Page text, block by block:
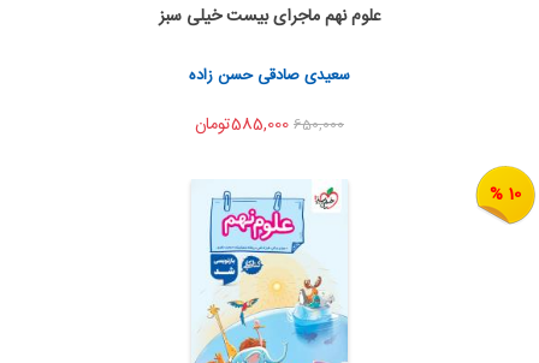
اضافه به سبد خرید
اشتراک گذاری
علوم نهم ماجرای بیست خیلی سبز
سعیدی صادقی حسن زاده
650,000
10 %